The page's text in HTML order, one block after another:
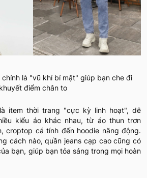
chính là "vũ khí bí mật" giúp bạn che đi
khuyết điểm chân to
item thời trang "cực kỳ linh hoạt", dễ
kiểu áo khác nhau, từ áo thun trơn
croptop cá tính đến hoodie năng động.
cách nào, quần jeans cạp cao cũng có
bạn, giúp bạn tỏa sáng trong mọi hoàn